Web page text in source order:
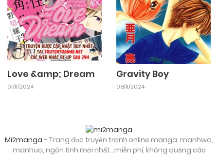
Love &amp; Dream
01/11/2024
Gravity Boy
08/11/2024
Mi2manga - Trang đọc truyện tranh online manga, manhwa,
manhua, ngôn tình mới nhất...miễn phí, không quảng cáo